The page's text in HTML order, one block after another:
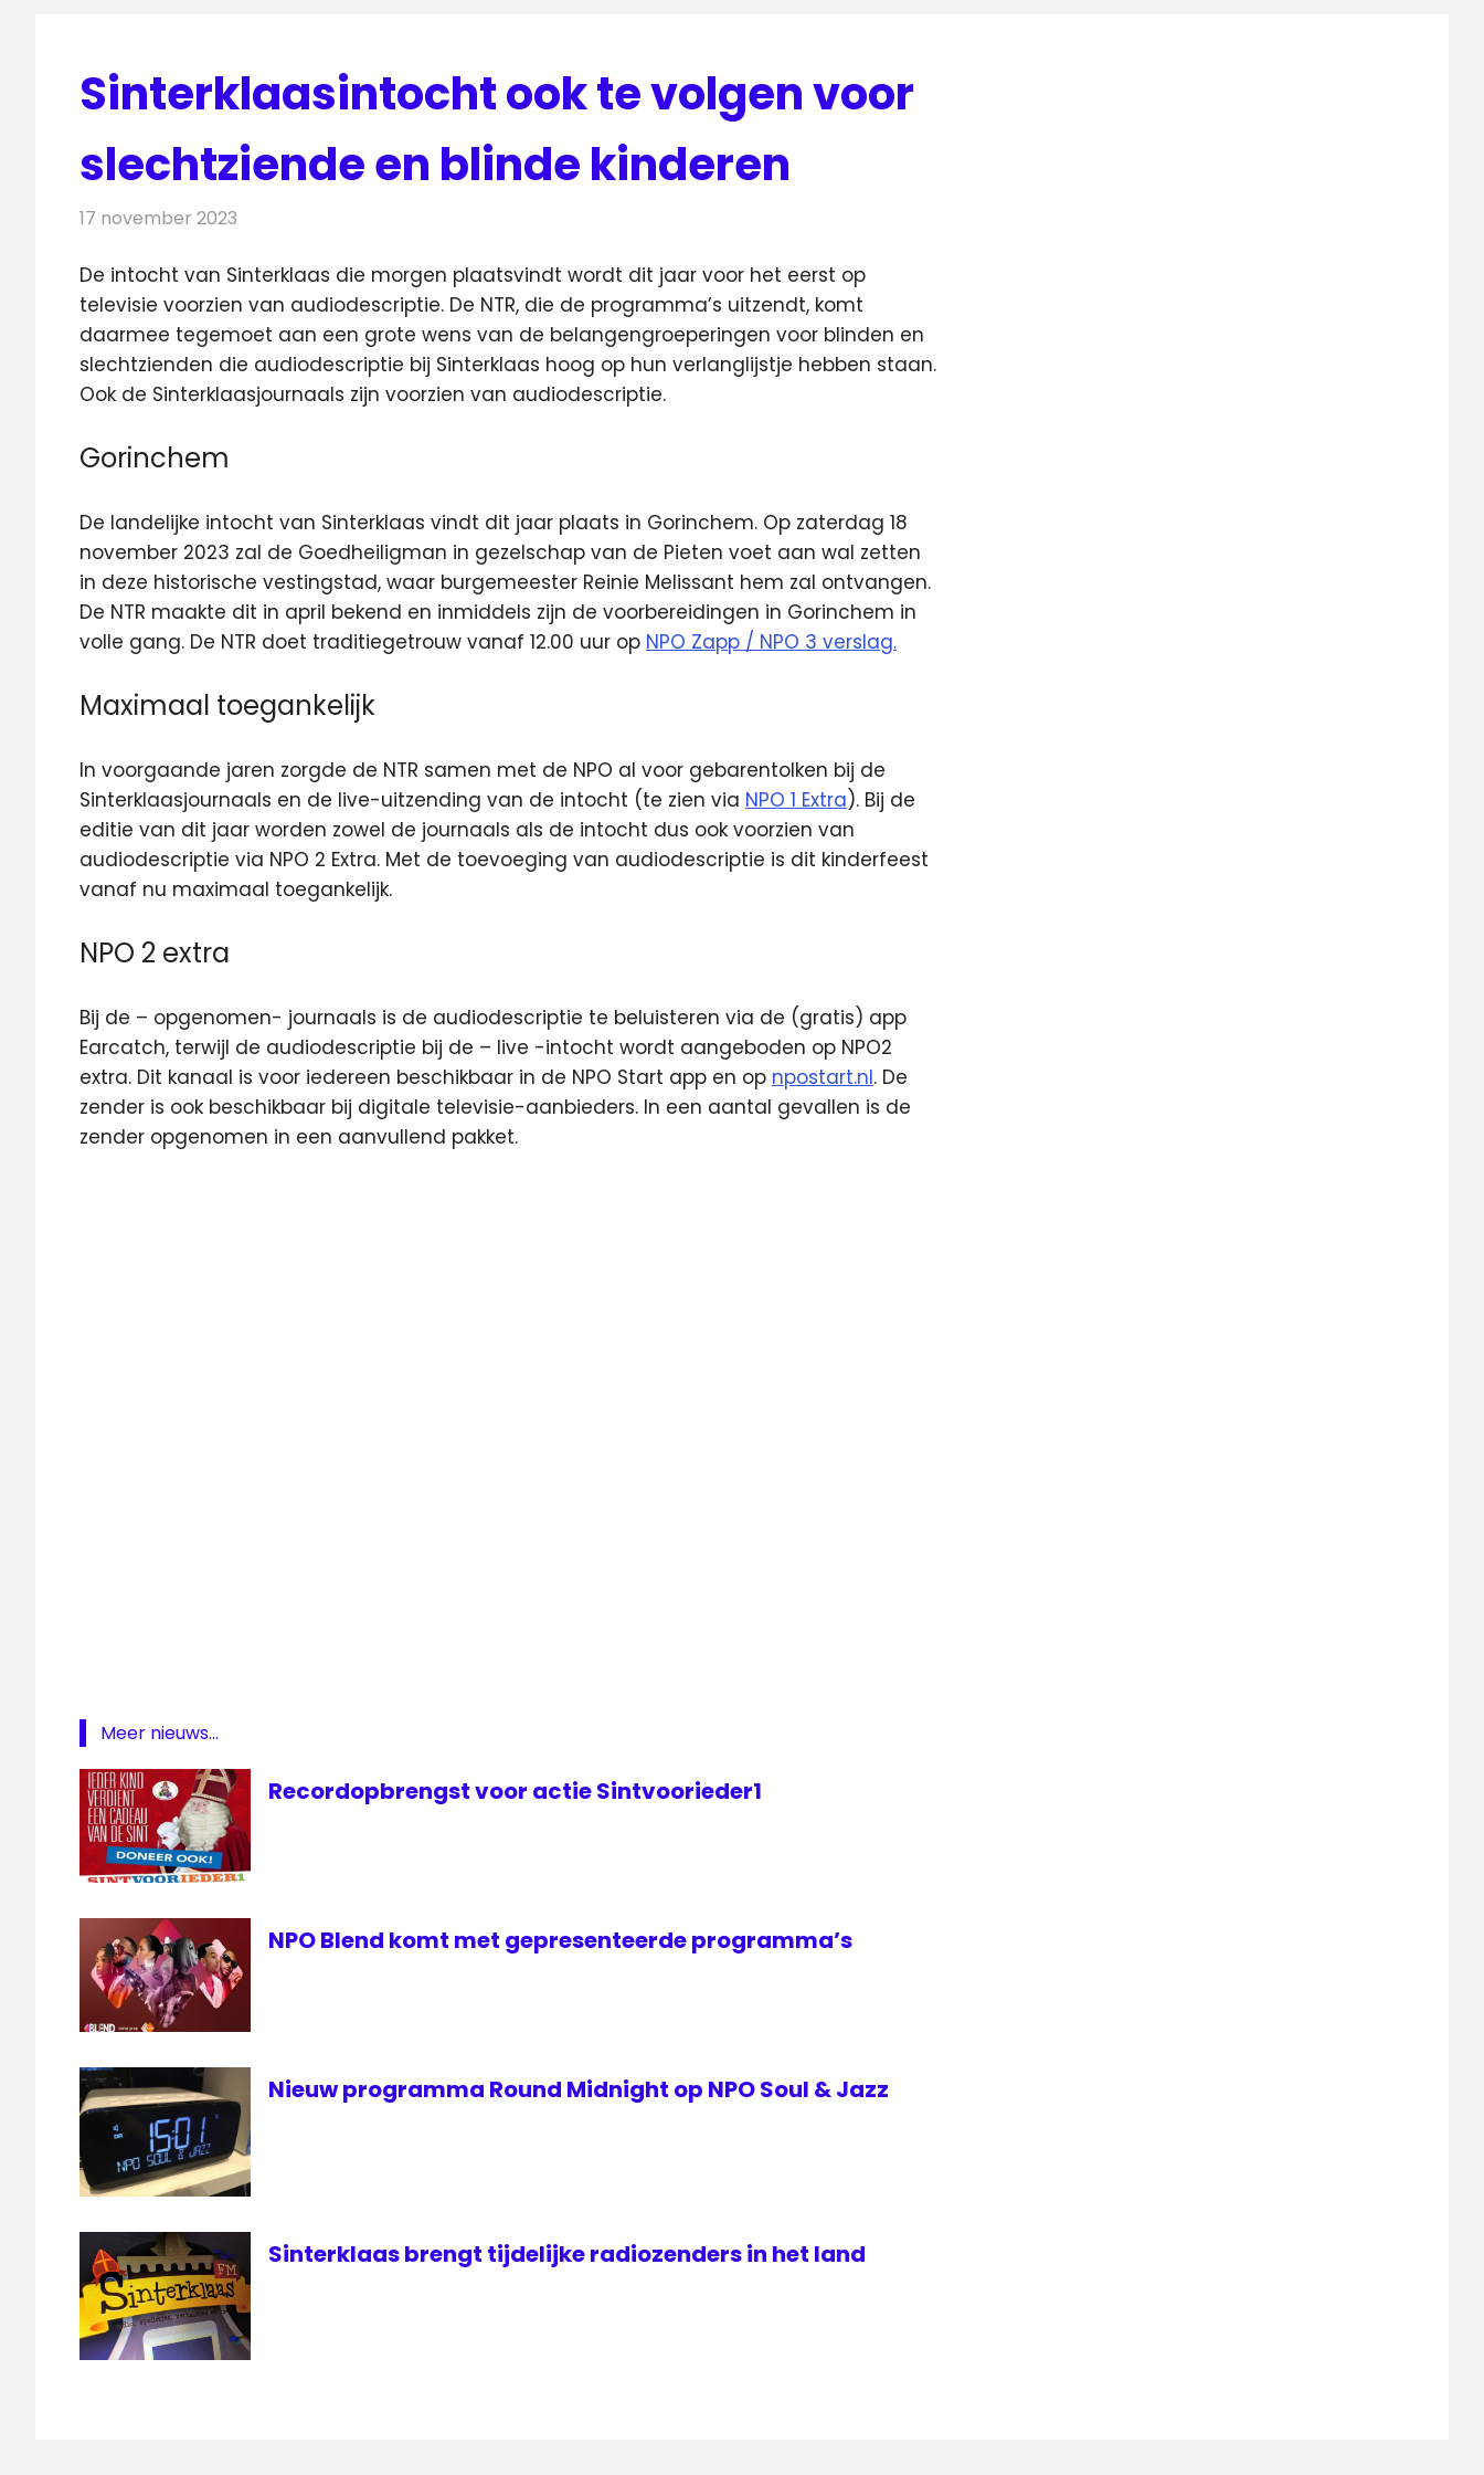
Sinterklaasintocht ook te volgen voor
slechtziende en blinde kinderen
17 november 2023
De intocht van Sinterklaas die morgen plaatsvindt wordt dit jaar voor het eerst op
televisie voorzien van audiodescriptie. De NTR, die de programma’s uitzendt, komt
daarmee tegemoet aan een grote wens van de belangengroeperingen voor blinden en
slechtzienden die audiodescriptie bij Sinterklaas hoog op hun verlanglijstje hebben staan.
Ook de Sinterklaasjournaals zijn voorzien van audiodescriptie.
Gorinchem
De landelijke intocht van Sinterklaas vindt dit jaar plaats in Gorinchem. Op zaterdag 18
november 2023 zal de Goedheiligman in gezelschap van de Pieten voet aan wal zetten
in deze historische vestingstad, waar burgemeester Reinie Melissant hem zal ontvangen.
De NTR maakte dit in april bekend en inmiddels zijn de voorbereidingen in Gorinchem in
volle gang. De NTR doet traditiegetrouw vanaf 12.00 uur op NPO Zapp / NPO 3 verslag.
Maximaal toegankelijk
In voorgaande jaren zorgde de NTR samen met de NPO al voor gebarentolken bij de
Sinterklaasjournaals en de live-uitzending van de intocht (te zien via NPO 1 Extra). Bij de
editie van dit jaar worden zowel de journaals als de intocht dus ook voorzien van
audiodescriptie via NPO 2 Extra. Met de toevoeging van audiodescriptie is dit kinderfeest
vanaf nu maximaal toegankelijk.
NPO 2 extra
Bij de – opgenomen- journaals is de audiodescriptie te beluisteren via de (gratis) app
Earcatch, terwijl de audiodescriptie bij de – live -intocht wordt aangeboden op NPO2
extra. Dit kanaal is voor iedereen beschikbaar in de NPO Start app en op npostart.nl. De
zender is ook beschikbaar bij digitale televisie-aanbieders. In een aantal gevallen is de
zender opgenomen in een aanvullend pakket.
Meer nieuws...
Recordopbrengst voor actie Sintvoorieder1
NPO Blend komt met gepresenteerde programma’s
Nieuw programma Round Midnight op NPO Soul & Jazz
Sinterklaas brengt tijdelijke radiozenders in het land